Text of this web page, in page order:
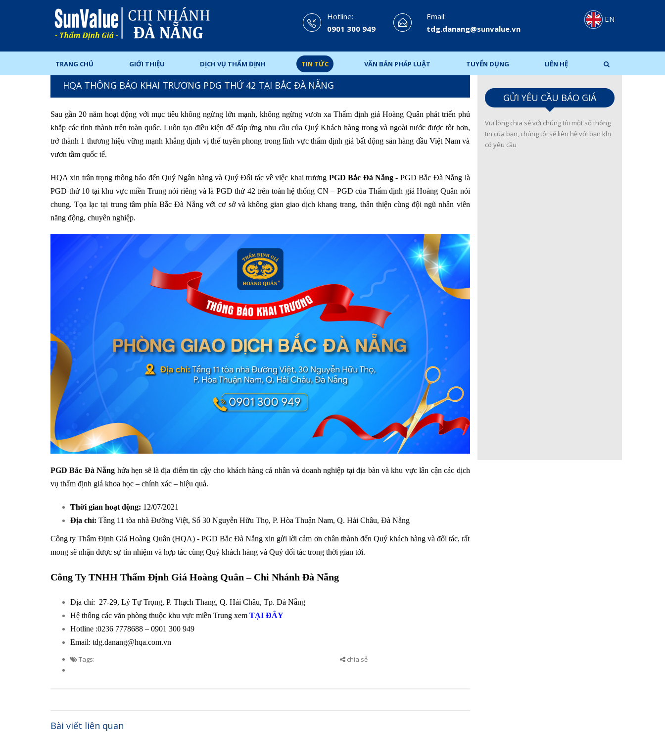
Hotline:
0901 300 949
Email:
tdg.danang@sunvalue.vn
EN
TRANG CHỦ GIỚI THIỆU DỊCH VỤ THẨM ĐỊNH TIN TỨC VĂN BẢN PHÁP LUẬT TUYỂN DỤNG LIÊN HỆ
HQA THÔNG BÁO KHAI TRƯƠNG PDG THỨ 42 TẠI BẮC ĐÀ NẴNG
Sau gần 20 năm hoạt động với mục tiêu không ngừng lớn mạnh, không ngừng vươn xa Thẩm định giá Hoàng Quân phát triển phủ
khắp các tỉnh thành trên toàn quốc. Luôn tạo điều kiện để đáp ứng nhu cầu của Quý Khách hàng trong và ngoài nước được tốt hơn,
trở thành 1 thương hiệu vững mạnh khẳng định vị thế tuyên phong trong lĩnh vực thẩm định giá bất động sản hàng đầu Việt Nam và
vươn tầm quốc tế.
HQA xin trân trọng thông báo đến Quý Ngân hàng và Quý Đối tác về việc khai trương PGD Bắc Đà Nẵng - PGD Bắc Đà Nẵng là
PGD thứ 10 tại khu vực miền Trung nói riêng và là PGD thứ 42 trên toàn hệ thống CN – PGD của Thẩm định giá Hoàng Quân nói
chung. Tọa lạc tại trung tâm phía Bắc Đà Nẵng với cơ sở và không gian giao dịch khang trang, thân thiện cùng đội ngũ nhân viên
năng động, chuyên nghiệp.
PGD Bắc Đà Nẵng hứa hẹn sẽ là địa điểm tin cậy cho khách hàng cá nhân và doanh nghiệp tại địa bàn và khu vực lân cận các dịch
vụ thẩm định giá khoa học – chính xác – hiệu quả.
Thời gian hoạt động: 12/07/2021
Địa chỉ: Tầng 11 tòa nhà Đường Việt, Số 30 Nguyễn Hữu Thọ, P. Hòa Thuận Nam, Q. Hải Châu, Đà Nẵng
Công ty Thẩm Định Giá Hoàng Quân (HQA) - PGD Bắc Đà Nẵng xin gửi lời cảm ơn chân thành đến Quý khách hàng và đối tác, rất
mong sẽ nhận được sự tín nhiệm và hợp tác cùng Quý khách hàng và Quý đối tác trong thời gian tới.
Công Ty TNHH Thẩm Định Giá Hoàng Quân – Chi Nhánh Đà Nẵng
Địa chỉ: 27-29, Lý Tự Trọng, P. Thạch Thang, Q. Hải Châu, Tp. Đà Nẵng
Hệ thống các văn phòng thuộc khu vực miền Trung xem TẠI ĐÂY
Hotline :0236 7778688 – 0901 300 949
Email: tdg.danang@hqa.com.vn
Tags: chia sẻ
Bài viết liên quan
GỬI YÊU CẦU BÁO GIÁ
Vui lòng chia sẻ với chúng tôi một số thông
tin của bạn, chúng tôi sẽ liên hệ với bạn khi
có yêu cầu